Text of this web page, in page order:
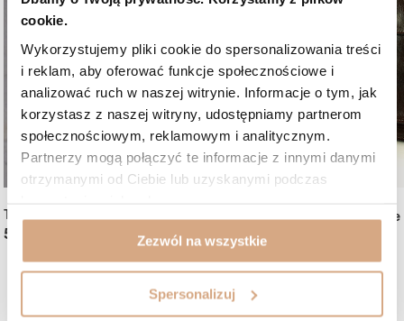
cookie.
Wykorzystujemy pliki cookie do spersonalizowania treści
i reklam, aby oferować funkcje społecznościowe i
analizować ruch w naszej witrynie. Informacje o tym, jak
korzystasz z naszej witryny, udostępniamy partnerom
społecznościowym, reklamowym i analitycznym.
Partnerzy mogą połączyć te informacje z innymi danymi
otrzymanymi od Ciebie lub uzyskanymi podczas
Zezwól na wszystkie
Spersonalizuj
Torebka skórzana shopper
599 zł
Teczka męska vintage
Mogą Ci się spodobać: